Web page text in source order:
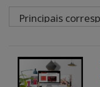
YOUR
ADV
SEARCH